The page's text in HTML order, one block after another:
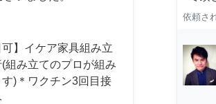
】イケア家具組み立
組み立てのプロが組み
)＊ワクチン3回目接
依頼さ